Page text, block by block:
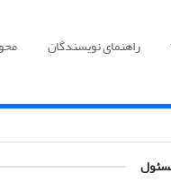
راهنمای نویسندگان